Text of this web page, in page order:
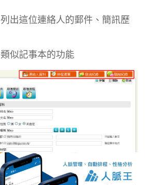
列出這位連絡人的郵件、簡訊歷
類似記事本的功能